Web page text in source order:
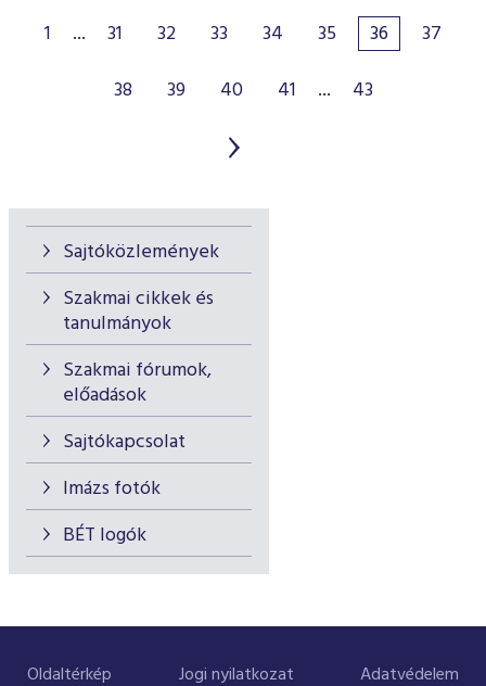
Sajtóközlemények
Szakmai cikkek és
tanulmányok
Szakmai fórumok,
előadások
Sajtókapcsolat
Imázs fotók
BÉT logók
1 ... 31 32 33 34 35 36
37
38
39 40 41 ... 43
Oldaltérkép Jogi nyilatkozat Adatvédelem